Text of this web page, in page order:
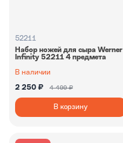
52211
Набор ножей для сыра Werner
Infinity 52211 4 предмета
В наличии
2 250 ₽ 4 499 ₽
В корзину